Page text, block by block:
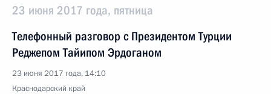
23 июня 2017 года, пятница
Телефонный разговор с Президентом Турции
Реджепом Тайипом Эрдоганом
23 июня 2017 года, 14:10
Краснодарский край